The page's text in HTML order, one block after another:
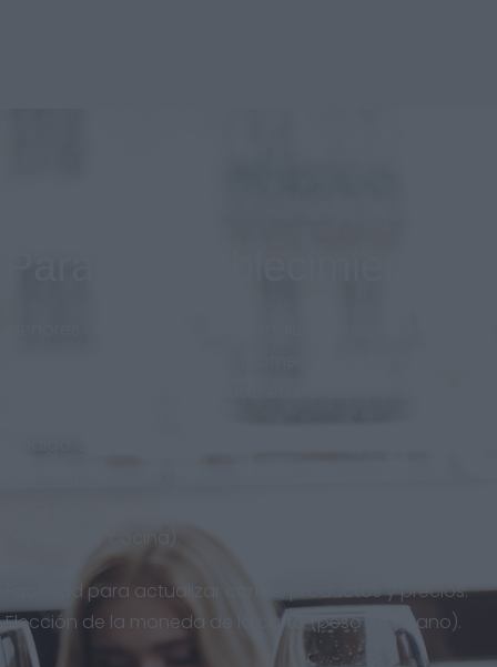
(apertura y cocina).
Facilidad para actualizar cartas, productos y precios.
Elección de la moneda de la carta (peso mexicano).